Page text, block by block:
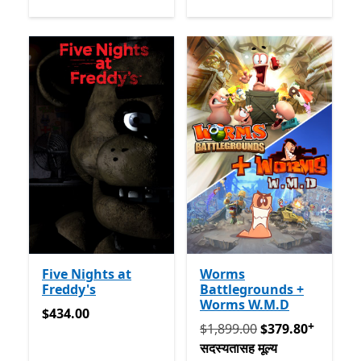
Five Nights at
Freddy's
$434.00
$434.00
Worms
Battlegrounds +
Worms W.M.D
मूलतः $1,899.00 आता
$1,899.00$379.80+
सदस्यतासह मूल्य